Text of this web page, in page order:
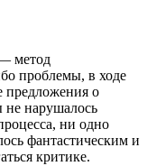
метод
проблемы, в ходе
предложения о
нарушалось
ни одно
фантастическим и
критике.